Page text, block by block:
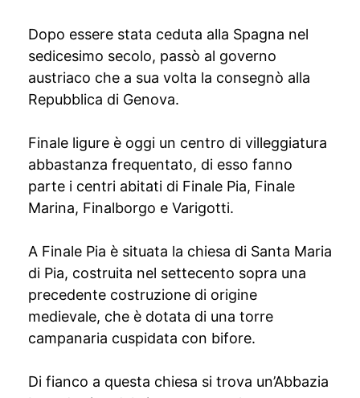
Dopo essere stata ceduta alla Spagna nel
sedicesimo secolo, passò al governo
austriaco che a sua volta la consegnò alla
Repubblica di Genova.
Finale ligure è oggi un centro di villeggiatura
abbastanza frequentato, di esso fanno
parte i centri abitati di Finale Pia, Finale
Marina, Finalborgo e Varigotti.
A Finale Pia è situata la chiesa di Santa Maria
di Pia, costruita nel settecento sopra una
precedente costruzione di origine
medievale, che è dotata di una torre
campanaria cuspidata con bifore.
Di fianco a questa chiesa si trova un’Abbazia